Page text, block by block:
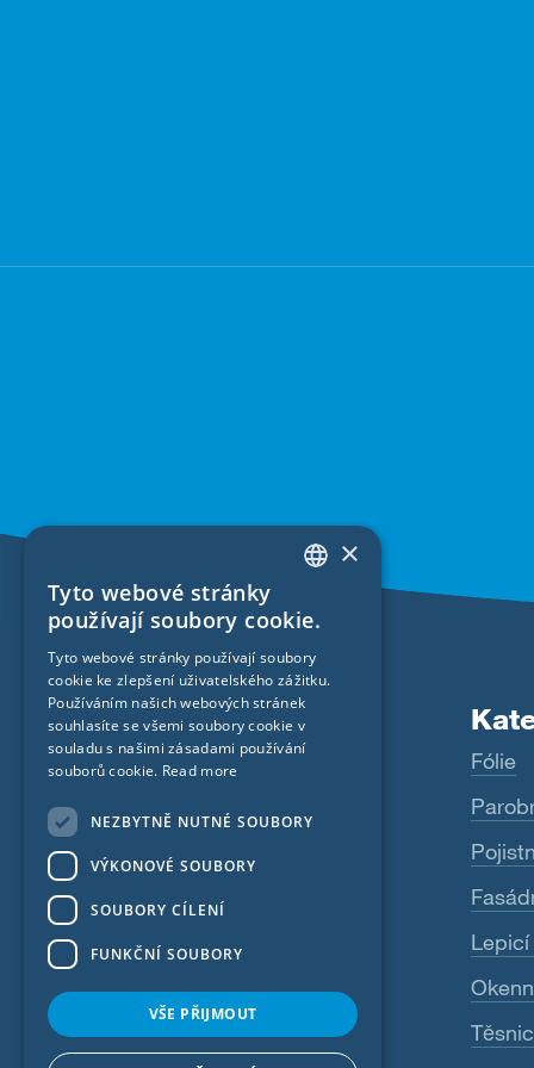
Produkty
Fentrim
Majcoat
Wigluv
Sicrall
Rissan
Primur
Fólie
FRENCH
CZECH
NORWEGIAN
×
Tyto webové stránky
používají soubory cookie.
Tyto webové stránky používají soubory
cookie ke zlepšení uživatelského zážitku.
Používáním našich webových stránek
souhlasíte se všemi soubory cookie v
souladu s našimi zásadami používání
souborů cookie. Read more
NEZBYTNĚ NUTNÉ SOUBORY
VÝKONOVÉ SOUBORY
SOUBORY CÍLENÍ
FUNKČNÍ SOUBORY
VŠE PŘIJMOUT